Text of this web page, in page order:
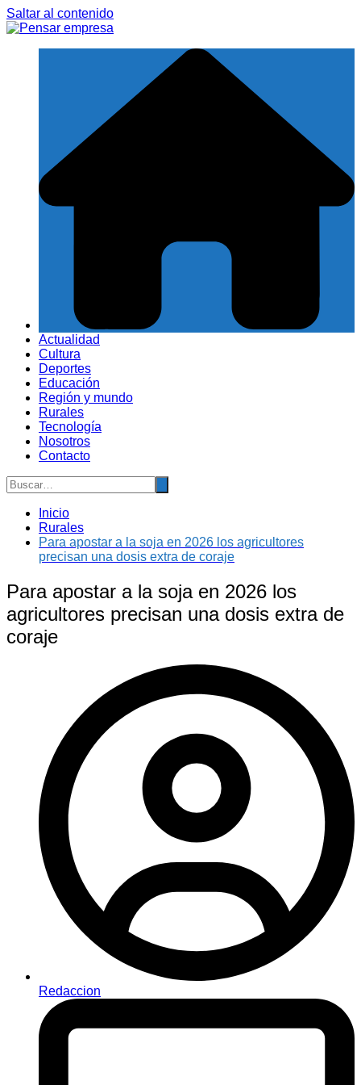
Saltar al contenido
Actualidad
Cultura
Deportes
Educación
Región y mundo
Rurales
Tecnología
Nosotros
Contacto
Inicio
Rurales
Para apostar a la soja en 2026 los agricultores
precisan una dosis extra de coraje
Para apostar a la soja en 2026 los
agricultores precisan una dosis extra de
coraje
Redaccion